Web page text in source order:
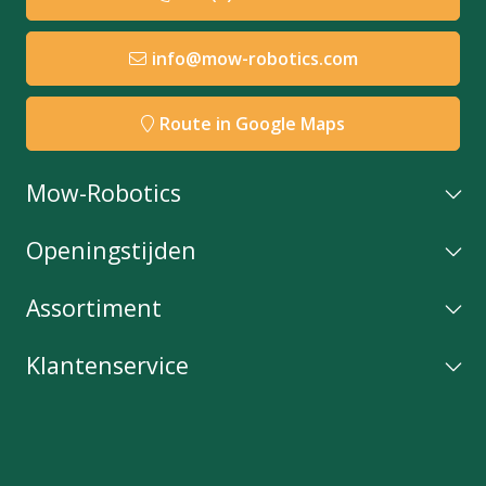
info@mow-robotics.com
Route in Google Maps
Mow-Robotics
Openingstijden
Assortiment
Klantenservice